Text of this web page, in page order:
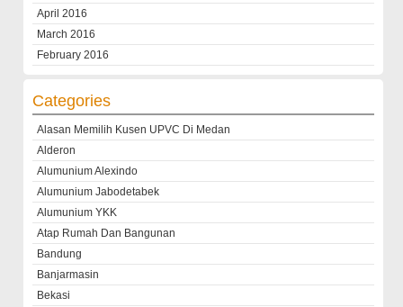
April 2016
March 2016
February 2016
Categories
Alasan Memilih Kusen UPVC Di Medan
Alderon
Alumunium Alexindo
Alumunium Jabodetabek
Alumunium YKK
Atap Rumah Dan Bangunan
Bandung
Banjarmasin
Bekasi